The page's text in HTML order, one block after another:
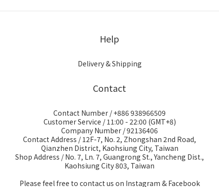
Help
Delivery & Shipping
Contact
Contact Number / +886 938966509
Customer Service / 11:00 - 22:00 (GMT+8)
Company Number / 92136406
Contact Address / 12F-7, No. 2, Zhongshan 2nd Road,
Qianzhen District, Kaohsiung City, Taiwan
Shop Address / No. 7, Ln. 7, Guangrong St., Yancheng Dist.,
Kaohsiung City 803, Taiwan
Please feel free to contact us on Instagram & Facebook